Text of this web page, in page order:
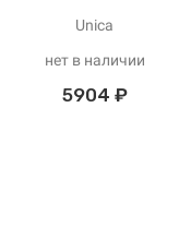
Unica
нет в наличии
5904 ₽